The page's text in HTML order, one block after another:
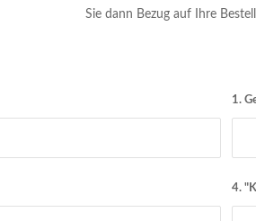
Sie dann Bezug auf Ihre
1.
4.